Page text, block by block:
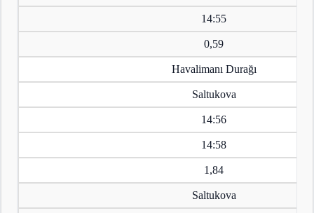
14:55
0,59
Havalimanı Durağı
Saltukova
14:56
14:58
1,84
Saltukova